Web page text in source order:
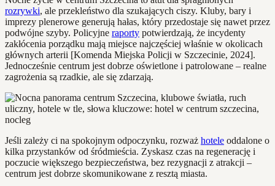
rozrywki, ale przekleństwo dla szukających ciszy. Kluby, bary i
imprezy plenerowe generują hałas, który przedostaje się nawet przez
podwójne szyby. Policyjne raporty potwierdzają, że incydenty
zakłócenia porządku mają miejsce najczęściej właśnie w okolicach
głównych arterii [Komenda Miejska Policji w Szczecinie, 2024].
Jednocześnie centrum jest dobrze oświetlone i patrolowane – realne
zagrożenia są rzadkie, ale się zdarzają.
Jeśli zależy ci na spokojnym odpoczynku, rozważ hotele oddalone o
kilka przystanków od śródmieścia. Zyskasz czas na regenerację i
poczucie większego bezpieczeństwa, bez rezygnacji z atrakcji –
centrum jest dobrze skomunikowane z resztą miasta.